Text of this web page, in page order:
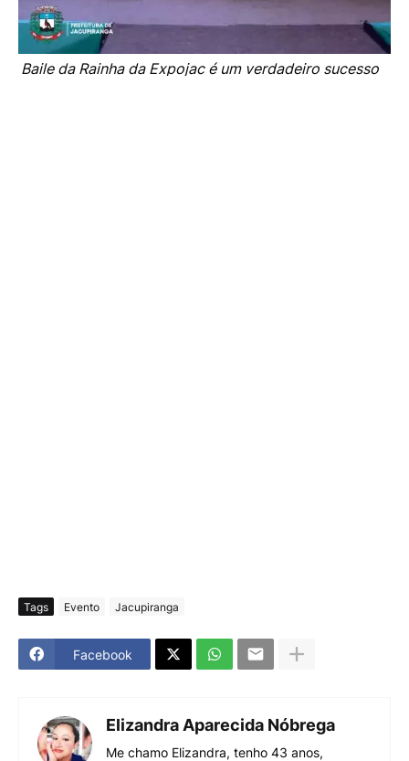
Baile da Rainha da Expojac é um verdadeiro sucesso
Tags Evento Jacupiranga
Facebook
Elizandra Aparecida Nóbrega
Me chamo Elizandra, tenho 43 anos,